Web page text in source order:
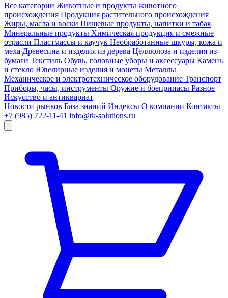
Все категории Животные и продукты животного
происхождения Продукция растительного происхождения
Жиры, масла и воски Пищевые продукты, напитки и табак
Минеральные продукты Химическая продукция и смежные
отрасли Пластмассы и каучук Необработанные шкуры, кожа и
меха Древесина и изделия из дерева Целлюлоза и изделия из
бумаги Текстиль Обувь, головные уборы и аксессуары Камень
и стекло Ювелирные изделия и монеты Металлы
Механическое и электротехническое оборудование Транспорт
Приборы, часы, инструменты Оружие и боеприпасы Разное
Искусство и антиквариат
Новости рынков База знаний Индексы О компании Контакты
+7 (985) 722-11-41 info@tk-solutions.ru